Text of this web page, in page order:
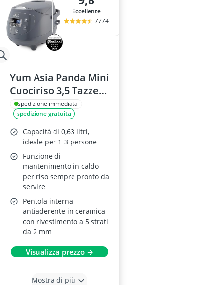
Eccellente
7774
Yum Asia Panda Mini
Cuociriso 3,5 Tazze
Cobalt Grey
spedizione immediata
spedizione gratuita
Capacità di 0,63 litri,
ideale per 1-3 persone
Funzione di
mantenimento in caldo
per riso sempre pronto da
servire
Pentola interna
antiaderente in ceramica
con rivestimento a 5 strati
da 2 mm
Visualizza prezzo →
Mostra di più